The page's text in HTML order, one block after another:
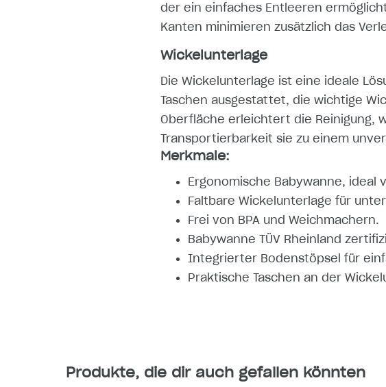
der ein einfaches Entleeren
Kanten minimieren zusätzlich das
Wickelunterlage
Die Wickelunterlage ist eine ideale
Taschen ausgestattet, die wichtige
Oberfläche erleichtert die Reinigung,
Transportierbarkeit sie zu einem
Merkmale:
Ergonomische Babywanne, ideal
Faltbare Wickelunterlage für
Frei von BPA und Weichmachern.
Babywanne TÜV Rheinland
Integrierter Bodenstöpsel für
Praktische Taschen an der
Produkte, die dir auch gefallen könnten